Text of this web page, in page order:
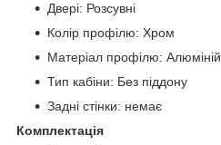
Двері: Розсувні
Колір профілю: Хром
Матеріал профілю: Алюміній
Тип кабіни: Без піддону
Задні стінки: немає
Комплектація